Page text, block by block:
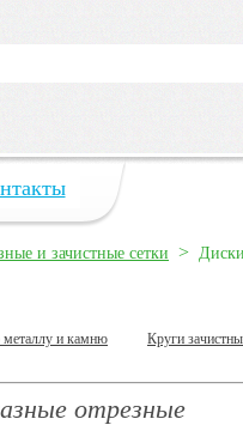
и зачистные сетки >
металлу и камню Круги
отрезные